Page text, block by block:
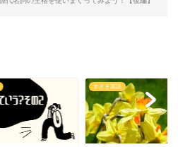
すきま英語